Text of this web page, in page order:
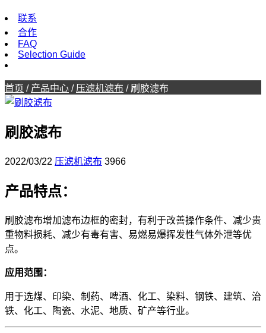
联系
合作
FAQ
Selection Guide
首页 / 产品中心 / 压滤机滤布 / 刷胶滤布
刷胶滤布
2022/03/22 压滤机滤布 3966
产品特点：
刷胶滤布增加滤布边框的密封，有利于改善操作条件、减少贵
重物料损耗、减少有毒有害、易燃易爆挥发性气体外泄等优
点。
应用范围：
用于选煤、印染、制药、啤酒、化工、染料、钢铁、建筑、治
铁、化工、陶瓷、水泥、地质、矿产等行业。